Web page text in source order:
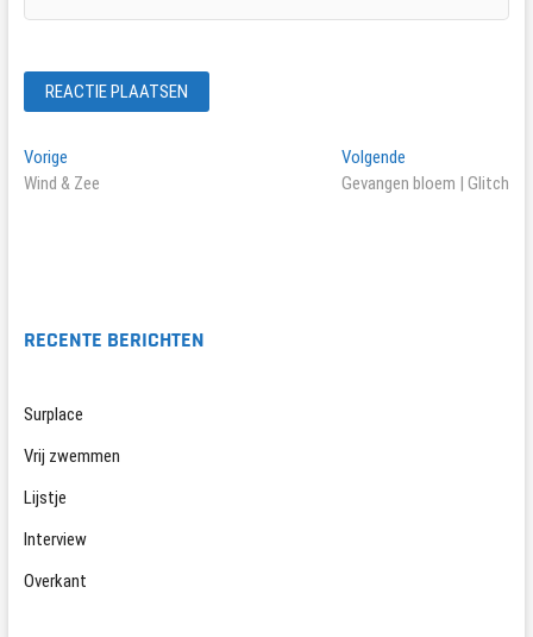
Bericht
navigatie
VorigeVorig
bericht:
Wind & Zee
Volgende
bericht:
Gevangen bloem | Glitch
RECENTE BERICHTEN
Surplace
Vrij zwemmen
Lijstje
Interview
Overkant